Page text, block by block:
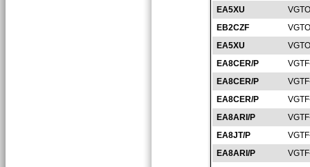
EA5XU
EB2CZF
EA5XU
EA8CER/P
EA8CER/P
EA8CER/P
EA8ARI/P
EA8JT/P
EA8ARI/P